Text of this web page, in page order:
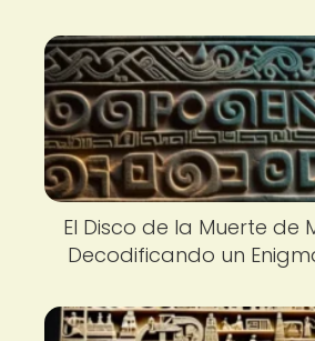
El Disco de la Muerte de
Decodificando un